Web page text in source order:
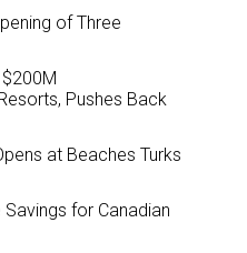
of Three
Pushes Back
at Beaches Turks
for Canadian